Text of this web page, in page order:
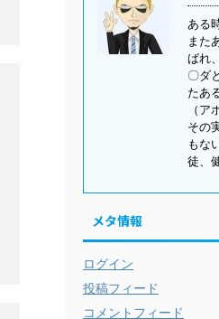
ある
また
ばれ
〇ダ
たあ
（ア
その
もな
徒、
メタ情報
ログイン
投稿フィード
コメントフィード